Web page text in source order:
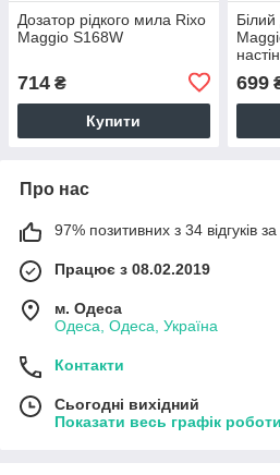
Дозатор рідкого мила Rixo
Maggio S168W
714 ₴
Купити
699
Про нас
97% позитивних з 34 відгуків за
Працює з 08.02.2019
м. Одеса
Одеса, Одеса, Україна
Контакти
Сьогодні вихідний
Показати весь графік роботи